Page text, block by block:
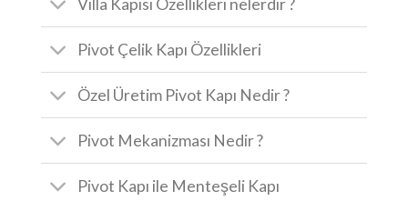
Pivot Çelik Kapı Özellikleri
Özel Üretim Pivot Kapı Nedir ?
Pivot Mekanizması Nedir ?
Pivot Kapı ile Menteşeli Kapı